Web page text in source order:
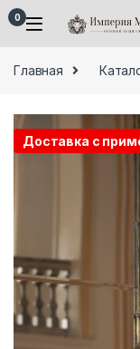
Skip to navigation
Skip to content
0
Главная
Доставка с